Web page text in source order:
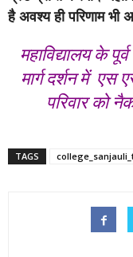
है अवश्य ही परिणाम भी
महाविद्यालय के
मार्ग दर्शन में एस
परिवार को
TAGS